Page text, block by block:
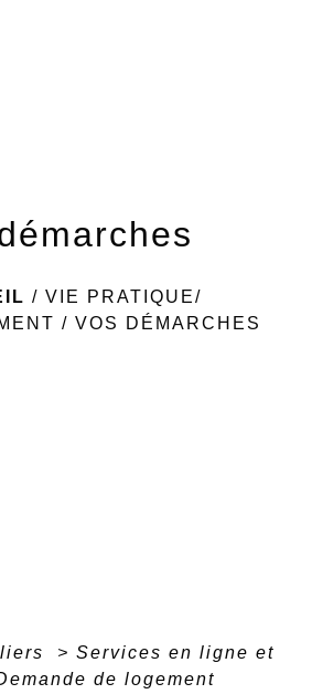
/ VIE PRATIQUE/
/ VOS DÉMARCHES
> Services en ligne et
de logement